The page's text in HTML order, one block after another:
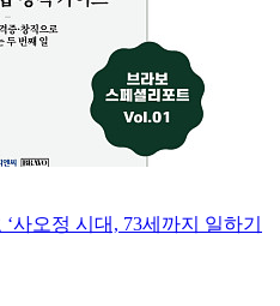
사오정 시대, 73세까지 일하기